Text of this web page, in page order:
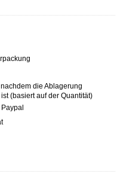
die Ablagerung
(basiert auf der Quantität)